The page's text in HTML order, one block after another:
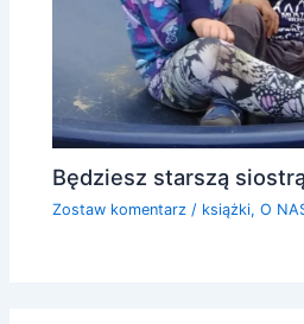
Będziesz starszą
Zostaw komentarz / książki,O